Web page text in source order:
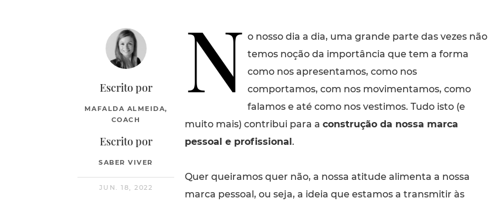
Escrito por
MAFALDA ALMEIDA,
COACH
Escrito por
SABER VIVER
JUN. 18, 2022
N o nosso dia a dia, uma grande parte das vezes não
temos noção da importância que tem a forma
como nos apresentamos, como nos
comportamos, com nos movimentamos, como
falamos e até como nos vestimos. Tudo isto (e
muito mais) contribui para a construção da nossa marca
pessoal e profissional.
Quer queiramos quer não, a nossa atitude alimenta a nossa
marca pessoal, ou seja, a ideia que estamos a transmitir às